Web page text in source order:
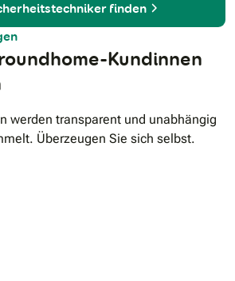
finden
Kundinnen
werden transparent und unabhängig
Überzeugen Sie sich selbst.